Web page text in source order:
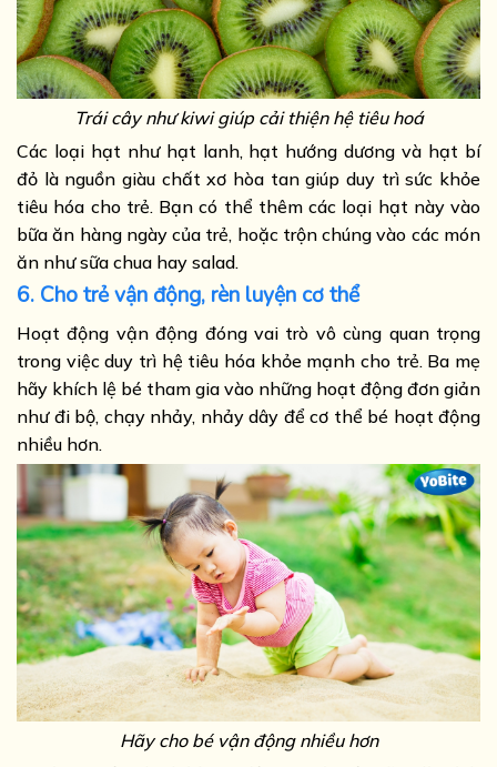
Trái cây như kiwi giúp cải thiện hệ tiêu hoá
Các loại hạt như hạt lanh, hạt hướng dương và hạt bí
đỏ là nguồn giàu chất xơ hòa tan giúp duy trì sức khỏe
tiêu hóa cho trẻ. Bạn có thể thêm các loại hạt này vào
bữa ăn hàng ngày của trẻ, hoặc trộn chúng vào các món
ăn như sữa chua hay salad.
6. Cho trẻ vận động, rèn luyện cơ thể
Hoạt động vận động đóng vai trò vô cùng quan trọng
trong việc duy trì hệ tiêu hóa khỏe mạnh cho trẻ. Ba mẹ
hãy khích lệ bé tham gia vào những hoạt động đơn giản
như đi bộ, chạy nhảy, nhảy dây để cơ thể bé hoạt động
nhiều hơn.
Hãy cho bé vận động nhiều hơn